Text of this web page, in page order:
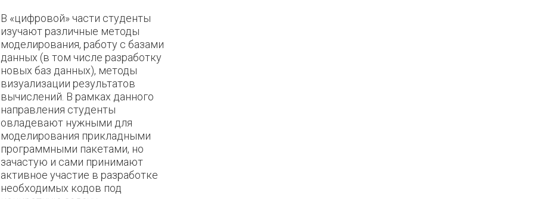
В «цифровой» части студенты
изучают различные методы
моделирования, работу с базами
данных (в том числе разработку
новых баз данных), методы
визуализации результатов
вычислений. В рамках данного
направления студенты
овладевают нужными для
моделирования прикладными
программными пакетами, но
зачастую и сами принимают
активное участие в разработке
необходимых кодов под